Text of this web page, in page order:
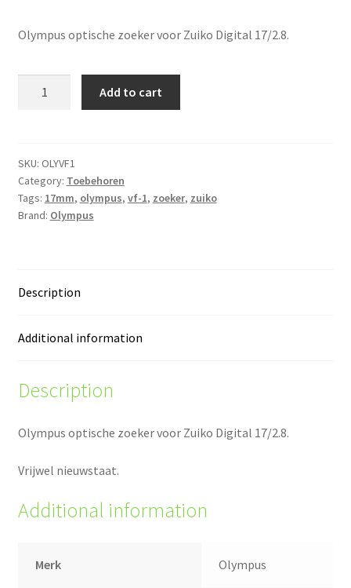
Olympus optische zoeker voor Zuiko Digital 17/2.8.
quantity
Add to cart
SKU: OLYVF1
Category: Toebehoren
Tags: 17mm, olympus, vf-1, zoeker, zuiko
Brand: Olympus
Description
Additional information
Description
Olympus optische zoeker voor Zuiko Digital 17/2.8.
Vrijwel nieuwstaat.
Additional information
Merk Olympus